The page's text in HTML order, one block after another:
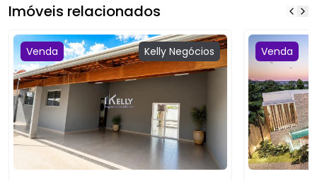
Venda Kelly Negócios Venda
Imóveis relacionados